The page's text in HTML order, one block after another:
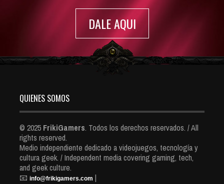
DALE AQUI
QUIENES SOMOS
© 2025 FrikiGamers. Todos los derechos reservados. / All
rights reserved.
Medio independiente dedicado a videojuegos, tecnología y
cultura geek. / Independent media covering gaming, tech,
and geek culture.
📧 info@frikigamers.com |